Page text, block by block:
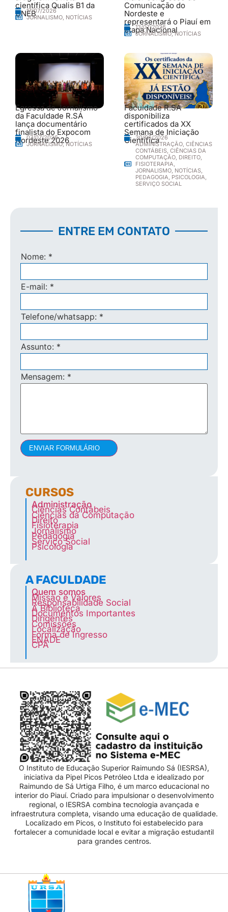
científica Qualis B1 da
UNEB17/07/2026
JORNALISMO, NOTÍCIAS
Comunicação do
Nordeste e
representará o Piauí em
etapa Nacional
13/07/2026
JORNALISMO,NOTÍCIAS
Egressa de Jornalismo
da Faculdade R.SÁ
lança documentário
finalista do Expocom
Nordeste 2026
07/07/2026
JORNALISMO,NOTÍCIAS
Faculdade R.SÁ
disponibiliza
certificados da XX
Semana de Iniciação
Científica
30/06/2026
ADMINISTRAÇÃO CIÊNCIAS
CONTÁBEIS CIÊNCIAS DA
COMPUTAÇÃO DIREITO
FISIOTERAPIA
JORNALISMO NOTÍCIAS
PEDAGOGIA PSICOLOGIA
SERVIÇO SOCIAL
ENTRE EM CONTATO
Nome: *
E-mail: *
Telefone/whatsapp: *
Assunto: *
Mensagem: *
ENVIAR FORMULÁRIO
CURSOS
Administração
Ciências Contábeis
Ciências da Computação
Direito
Fisioterapia
Jornalismo
Pedagogia
Serviço Social
Psicologia
A FACULDADE
Quem somos
Missão e Valores
Responsabilidade Social
A Biblioteca
Documentos Importantes
Dirigentes
Comissões
Localização
Forma de Ingresso
ENADE
CPA
O Instituto de Educação Superior Raimundo Sá (IESRSA),
iniciativa da Pipel Picos Petróleo Ltda e idealizado por
Raimundo de Sá Urtiga Filho, é um marco educacional no
interior do Piauí. Criado para impulsionar o desenvolvimento
regional, o IESRSA combina tecnologia avançada e
infraestrutura completa, visando uma educação de qualidade.
Localizado em Picos, o Instituto foi estabelecido para
fortalecer a comunidade local e evitar a migração estudantil
para grandes centros.